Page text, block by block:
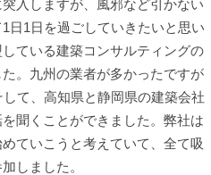
入しますが、風邪など引かない
日1日を過ごしていきたいと思い
ている建築コンサルティングの
。九州の業者が多かったですが
て、高知県と静岡県の建築会社
聞くことができました。弊社は
ていこうと考えていて、全て吸
しました。